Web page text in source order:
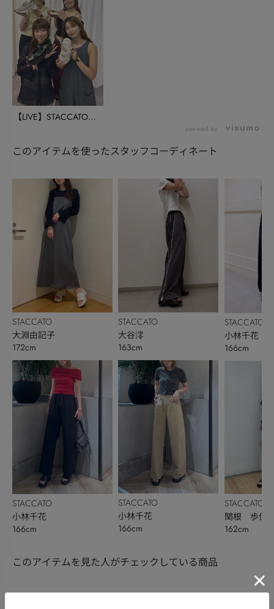
【LIVE】STACCATOイ
powered by
このアイテムを使ったスタッフコーディネート
STACCATO
大淵由記子
172cm
STACCATO
小林千花
166cm
STACCATO
大谷澪
163cm
STACCATO
小林千花
166cm
STACCATO
小林千花
166cm
STACCATO
関根 歩佳
162cm
このアイテムを見た人がチェックしている商品